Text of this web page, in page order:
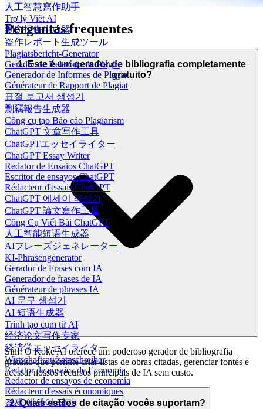
人工智慧寫作助手
Trợ lý Viết AI
剽窃报告生成器
盗作レポート生成ツール
Plagiatsbericht-Generator
Gerador de Relatório de Plágio
Generador de Informes de Plagio
Générateur de Rapport de Plagiat
표절 보고서 생성기
剽竊報告生成器
Công cụ tạo Báo cáo Plagiarism
ChatGPT 文章写作工具
ChatGPTエッセイライター
ChatGPT Essay Writer
Redator de Ensaios ChatGPT
Escritor de ensayos ChatGPT
Rédacteur d'essais ChatGPT
ChatGPT 에세이 작성기
ChatGPT 論文寫作工具
Công Cụ Viết Bài ChatGPT
人工智能短语生成器
AIフレーズジェネレーター
KI-Phrasengenerator
Gerador de Frases com IA
Generador de frases de IA
Générateur de phrases IA
AI 문구 생성기
AI 短语生成器
Trình tạo cụm từ AI
经济论文写作专家
経済学エッセイライター
Wirtschaftsaufsatzschreiber
Redator de ensaios de Economia
Redactor de ensayos de economía
Rédacteur d'essais économiques
경제 에세이 작가
Perguntas frequentes
1. Este é um gerador de bibliografia completamente
gratuito?
Sim! O Koke AI oferece um poderoso gerador de bibliografia
gratuito que permite criar listas de obras citadas, gerenciar fontes e
acessar nossos recursos principais de IA sem custo.
2. Quais estilos de citação vocês suportam?